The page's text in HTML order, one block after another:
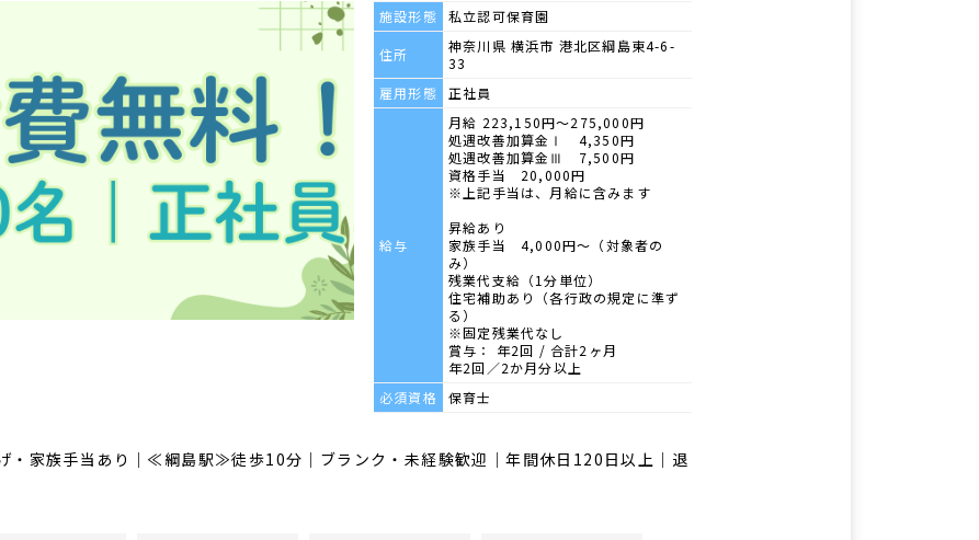
施設形態 私立認可保育園
住所
神奈川県 横浜市 港北区綱島東4-6-
33
雇用形態
正社員
給与
月給 223,150円～275,000円
処遇改善加算金Ⅰ 4,350円
処遇改善加算金Ⅲ 7,500円
資格手当 20,000円
※上記手当は、月給に含みます
昇給あり
家族手当 4,000円～（対象者の
み）
残業代支給（1分単位）
住宅補助あり（各行政の規定に準ず
る）
※固定残業代なし
賞与： 年2回 / 合計2ヶ月
年2回／2か月分以上
必須資格
保育士
・家族手当あり｜≪綱島駅≫徒歩10分｜ブランク・未経験歓迎｜年間休日120日以上｜退